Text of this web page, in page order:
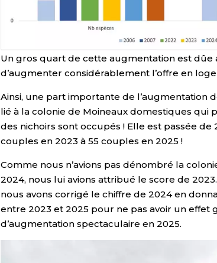
Un gros quart de cette augmentation est dûe
d’augmenter considérablement l’offre en
Ainsi, une part importante de l’augmentation
lié à la colonie de Moineaux domestiques qui
des nichoirs sont occupés ! Elle est passée de
couples en 2023 à 55 couples en 2025 !
Comme nous n’avions pas dénombré la
2024, nous lui avions attribué le score de
nous avons corrigé le chiffre de 2024 en
entre 2023 et 2025 pour ne pas avoir un effet
d’augmentation spectaculaire en 2025.